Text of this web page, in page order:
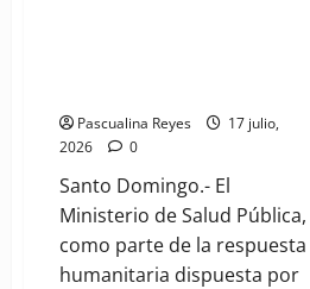
Pascualina Reyes
17 julio,
2026
0
Santo Domingo.- El
Ministerio de Salud Pública,
como parte de la respuesta
humanitaria dispuesta por